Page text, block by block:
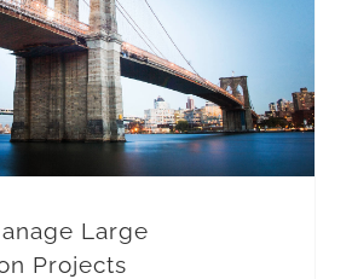
Large
Projects